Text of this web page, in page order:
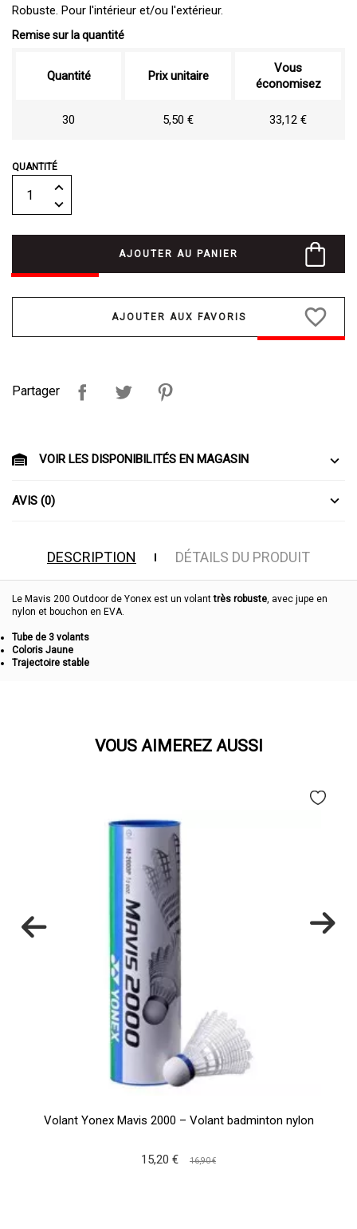
Robuste. Pour l'intérieur et/ou l'extérieur.
Remise sur la quantité
Quantité Prix unitaire
Vous
économisez
30 5,50 € 33,12 €
QUANTITÉ
AJOUTER AU PANIER
favorite_border
Partager
VOIR LES DISPONIBILITÉS EN MAGASIN
AVIS (0)
DESCRIPTION DÉTAILS DU PRODUIT
Le Mavis 200 Outdoor de Yonex est un volanttrès robuste, avec jupe en
nylon et bouchon en EVA.
Tube de 3 volants
Coloris Jaune
Trajectoire stable
VOUS AIMEREZ AUSSI
Volant Yonex Mavis 2000 – Volant badminton nylon
15,20 € 16,90 €